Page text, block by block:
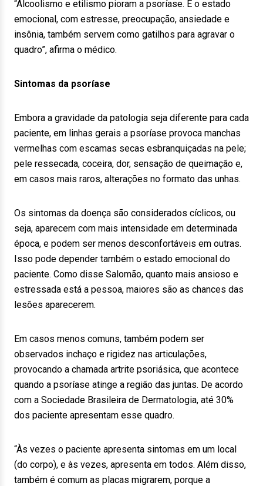
“Alcoolismo e etilismo pioram a psoríase. E o estado
emocional, com estresse, preocupação, ansiedade e
insônia, também servem como gatilhos para agravar o
quadro”, afirma o médico.
Sintomas da psoríase
Embora a gravidade da patologia seja diferente para cada
paciente, em linhas gerais a psoríase provoca manchas
vermelhas com escamas secas esbranquiçadas na pele;
pele ressecada, coceira, dor, sensação de queimação e,
em casos mais raros, alterações no formato das unhas.
Os sintomas da doença são considerados cíclicos, ou
seja, aparecem com mais intensidade em determinada
época, e podem ser menos desconfortáveis em outras.
Isso pode depender também o estado emocional do
paciente. Como disse Salomão, quanto mais ansioso e
estressada está a pessoa, maiores são as chances das
lesões aparecerem.
Em casos menos comuns, também podem ser
observados inchaço e rigidez nas articulações,
provocando a chamada artrite psoriásica, que acontece
quando a psoríase atinge a região das juntas. De acordo
com a Sociedade Brasileira de Dermatologia, até 30%
dos paciente apresentam esse quadro.
“Às vezes o paciente apresenta sintomas em um local
(do corpo), e às vezes, apresenta em todos. Além disso,
também é comum as placas migrarem, porque a